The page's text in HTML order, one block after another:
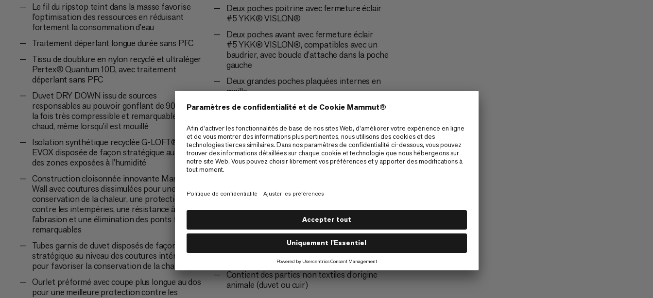
Le fil du ripstop teint dans la masse favorise
l’optimisation des ressources en réduisant
fortement la consommation d’eau
Traitement déperlant longue durée sans PFC
Tissu de doublure en nylon recyclé et ultraléger
Pertex® Quantum 10D, avec traitement
déperlant sans PFC
Duvet DRY DOWN issu de sources
responsables au pouvoir gonflant de 900 cuin, à
la fois très compressible et remarquablement
chaud, même lorsqu’il est mouillé
Isolation synthétique recyclée G-LOFT® ECO
EVOX disposée de façon stratégique au niveau
des zones exposées à l’humidité
Construction cloisonnée innovante Mammut
Wall avec coutures dissimulées pour une
conservation de la chaleur, une protection
contre les intempéries, une résistance à
l’abrasion et une élimination des ponts froids
remarquables
Tubes garnis de duvet disposés de façon
stratégique au niveau des coutures intérieures
pour favoriser la conservation de la chaleur
Ourlet préformé avec coupe plus longue au dos
pour une meilleure protection contre les
Deux poches poitrine avec fermeture éclair
#5 YKK® VISLON®
Deux poches avant avec fermeture éclair
#5 YKK® VISLON®, compatibles avec un
baudrier, avec boucle d’attache dans la poche
gauche
Deux grandes poches plaquées internes en
maille
Fermeture par bouton-pression à l’ourlet
l’assurage
Poignets élastiques et compacts retenant la
chaleur
être faciles à manipuler avec des gants
Se range dans sa housse légère et hydrophobe
Produit conçu pour être réparé : fourni avec un
kit pour les réparations temporaires sur le
Contient des parties non textiles d’origine
animale (duvet ou cuir)